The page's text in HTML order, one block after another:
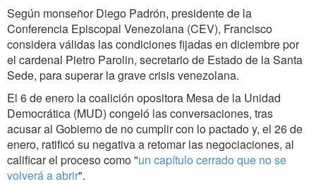
Según monseñor Diego Padrón, presidente de la
Conferencia Episcopal Venezolana (CEV), Francisco
considera válidas las condiciones fijadas en diciembre por
el cardenal Pietro Parolin, secretario de Estado de la Santa
Sede, para superar la grave crisis venezolana.
El 6 de enero la coalición opositora Mesa de la Unidad
Democrática (MUD) congeló las conversaciones, tras
acusar al Gobierno de no cumplir con lo pactado y, el 26 de
enero, ratificó su negativa a retomar las negociaciones, al
calificar el proceso como "un capítulo cerrado que no se
volverá a abrir".